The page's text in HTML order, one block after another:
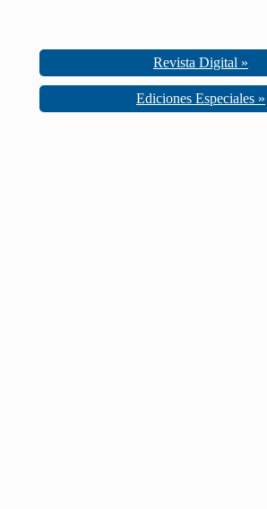
Revista Digital »
Ediciones Especiales »